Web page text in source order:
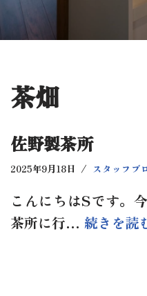
茶畑
佐野製茶所
2025年9月18日 スタッフブ
こんにちはSです。
茶所に行… 続きを読